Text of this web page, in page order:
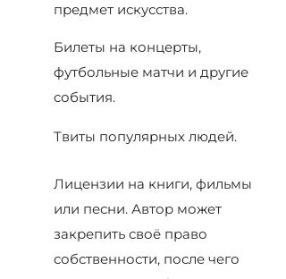
предмет искусства.
Билеты на концерты,
футбольные матчи и другие
события.
Твиты популярных людей.
Лицензии на книги, фильмы
или песни. Автор может
закрепить своё право
собственности, после чего